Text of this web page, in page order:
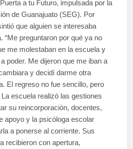
a tu Futuro, impulsada por la
de Guanajuato (SEG). Por
que alguien se interesaba
“Me preguntaron por qué ya no
me molestaban en la escuela y
poder. Me dijeron que me iban a
y decidí darme otra
El regreso no fue sencillo, pero
escuela realizó las gestiones
su reincorporación, docentes,
apoyo y la psicóloga escolar
a ponerse al corriente. Sus
recibieron con apertura,